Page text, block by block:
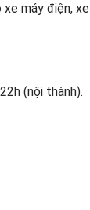
máy điện,
(nội thành).